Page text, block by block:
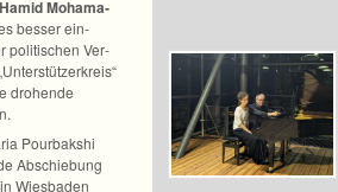
Hamid Moha­ma­
bes­ser ein­
poli­ti­schen Ver­
dro­hende
Pour­bak­shi
Abschie­bung
Wies­ba­den